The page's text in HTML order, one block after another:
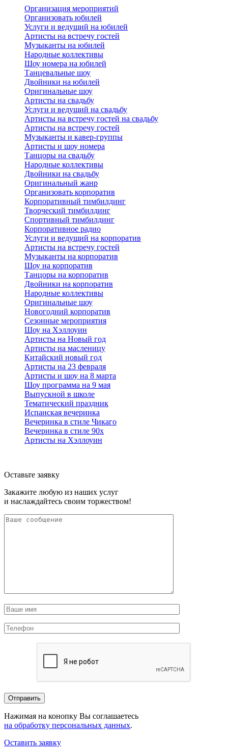
Организация мероприятий
Организовать юбилей
Услуги и ведущий на юбилей
Артисты на встречу гостей
Музыканты на юбилей
Народные коллективы
Шоу номера на юбилей
Танцевальные шоу
Двойники на юбилей
Оригинальные шоу
Артисты на свадьбу
Услуги и ведущий на свадьбу
Артисты на встречу гостей на свадьбу
Артисты на встречу гостей
Музыканты и кавер-группы
Артисты и шоу номера
Танцоры на свадьбу
Народные коллективы
Двойники на свадьбу
Оригинальный жанр
Организовать корпоратив
Корпоративный тимбилдинг
Творческий тимбилдинг
Спортивный тимбилдинг
Корпоративное радио
Услуги и ведущий на корпоратив
Артисты на встречу гостей
Музыканты на корпоратив
Шоу на корпоратив
Танцоры на корпоратив
Двойники на корпоратив
Народные коллективы
Оригинальные шоу
Новогодний корпоратив
Сезонные мероприятия
Шоу на Хэллоуин
Артисты на Новый год
Артисты на масленицу
Китайский новый год
Артисты на 23 февраля
Артисты и шоу на 8 марта
Шоу программа на 9 мая
Выпускной в школе
Тематический праздник
Испанская вечеринка
Вечеринка в стиле Чикаго
Вечеринка в стиле 90х
Артисты на Хэллоуин
Оставьте заявку
Закажите любую из наших услуг
и наслаждайтесь своим торжеством!
Нажимая на конопку Вы соглашаетесь
на обработку персональных данных.
Оставить заявку